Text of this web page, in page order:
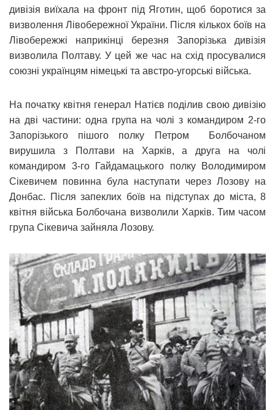
дивізія виїхала на фронт під Яготин, щоб боротися за
визволення Лівобережної України. Після кількох боїв на
Лівобережжі наприкінці березня Запорізька дивізія
визволила Полтаву. У цей же час на схід просувалися
союзні українцям німецькі та австро-угорські війська.
На початку квітня генерал Натієв поділив свою дивізію
на дві частини: одна група на чолі з командиром 2-го
Запорізького пішого полку Петром Болбочаном
вирушила з Полтави на Харків, а друга на чолі
командиром 3-го Гайдамацького полку Володимиром
Сікевичем повинна була наступати через Лозову на
Донбас. Після запеклих боїв на підступах до міста, 8
квітня війська Болбочана визволили Харків. Тим часом
група Сікевича зайняла Лозову.